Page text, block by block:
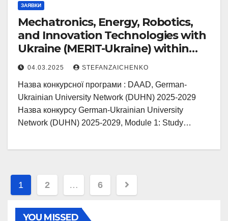
ЗАЯВКИ
Mechatronics, Energy, Robotics,
and Innovation Technologies with
Ukraine (MERIT-Ukraine) within
the proposal “MERIT-MInT-
Ukraine”
04.03.2025 STEFANZAICHENKO
Назва конкурсної програми : DAAD, German-
Ukrainian University Network (DUHN) 2025-2029
Назва конкурсу German-Ukrainian University
Network (DUHN) 2025-2029, Module 1: Study…
Пагінація
записів
1 2 … 6
YOU MISSED